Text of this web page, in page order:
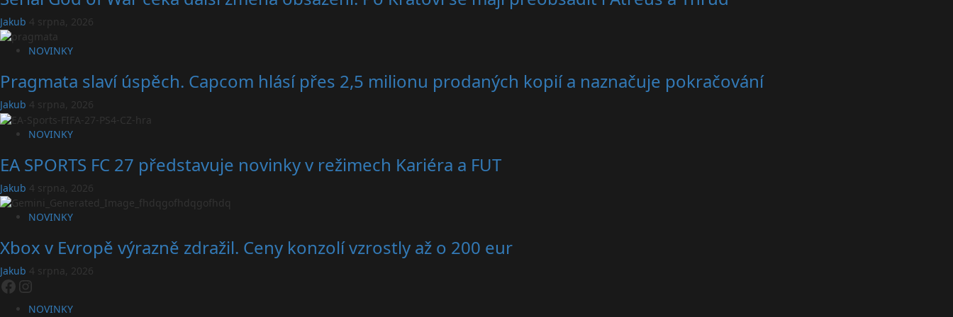
Jakub 4 srpna, 2026
NOVINKY
Pragmata slaví úspěch. Capcom hlásí přes 2,5 milionu prodaných kopií a naznačuje pokračování
Jakub 4 srpna, 2026
NOVINKY
EA SPORTS FC 27 představuje novinky v režimech Kariéra a FUT
Jakub 4 srpna, 2026
NOVINKY
Xbox v Evropě výrazně zdražil. Ceny konzolí vzrostly až o 200 eur
Jakub 4 srpna, 2026
Facebook
Instagram
NOVINKY